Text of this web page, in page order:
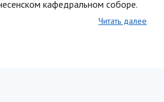
кафедральном соборе.
Читать далее